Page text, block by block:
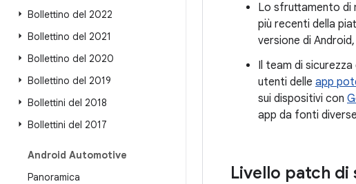
Bollettino del 2022
Bollettino del 2021
Bollettino del 2020
Bollettino del 2019
Bollettini del 2018
Bollettini del 2017
Android Automotive
Panoramica
Lo sfruttamento di
più recenti della
versione di
Il team di
utenti delle app
sui dispositivi con
app da fonti
Livello patch di